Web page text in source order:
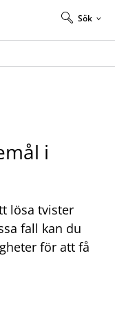
Sök
i
lösa tvister
fall kan du
för att få